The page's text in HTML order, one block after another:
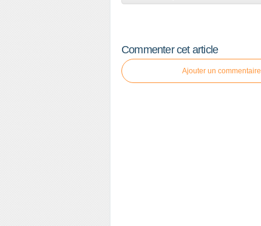
Commenter cet article
Ajouter un commentaire